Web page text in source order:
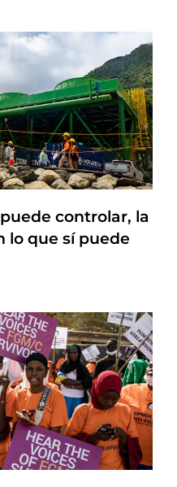
controlar, la
lo que sí puede